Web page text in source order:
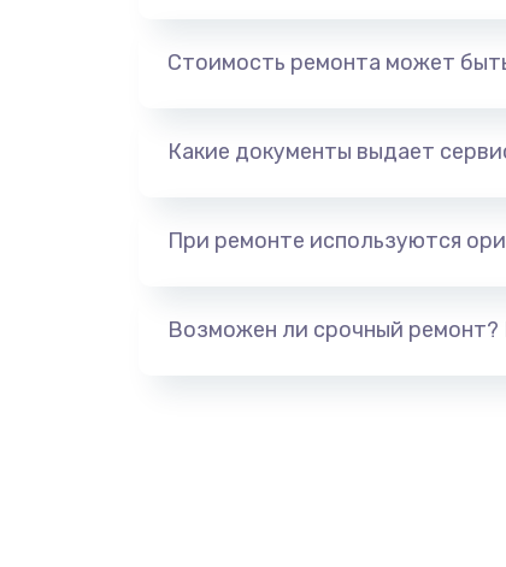
порта)
Стоимость ремонта может
Какие документы выдает
При ремонте используются
Возможен ли срочный ремонт?